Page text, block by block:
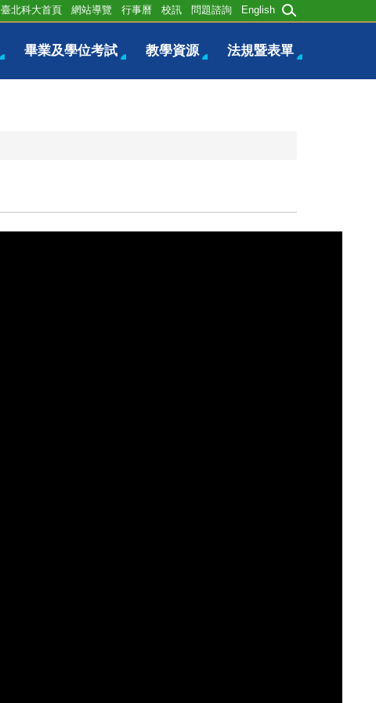
畢業及學位考試 教學資源 法規暨表單
臺北科大首頁 網站導覽 行事曆 校訊 問題諮詢 English